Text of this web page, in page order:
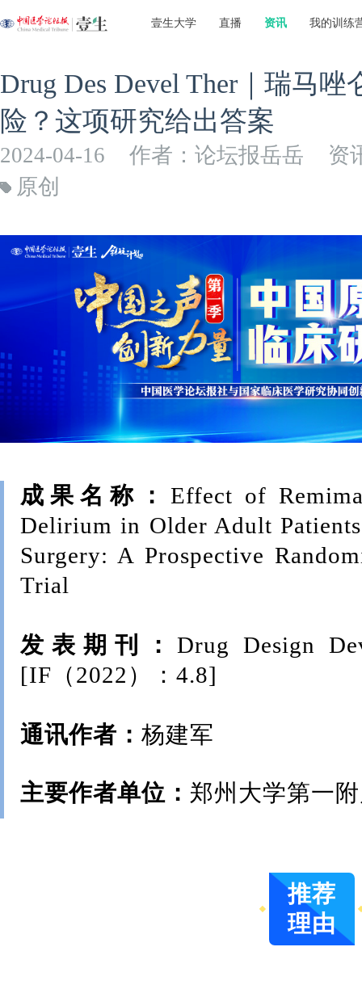
壹生大学 直播 资讯 我的训练
Drug Des Devel Ther｜瑞马
险？这项研究给出答案
2024-04-16 作者：论坛报岳岳
资
原创
成果名称： Effect of
Delirium in Older Adult
Surgery: A Prospective
Trial
发表期刊：Drug Design
[IF（2022）：4.8]
通讯作者： 杨建军
主要作者单位： 郑州大学第一
推荐
理由